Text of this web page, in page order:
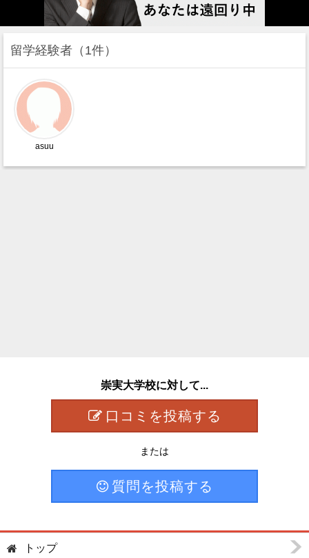
留学経験者 1件
asuu
崇実大学校に対して...
口コミを投稿する
または
質問を投稿する
トップ